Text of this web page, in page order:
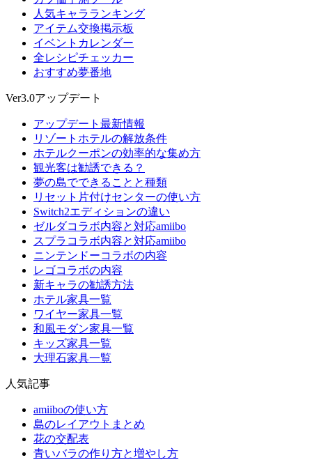
人気キャラランキング
アイテム交換掲示板
イベントカレンダー
全レシピチェッカー
おすすめ夢番地
Ver3.0アップデート
アップデート最新情報
リゾートホテルの解放条件
ホテルクーポンの効率的な集め方
観光客は勧誘できる？
夢の島でできることと種類
リセット片付けセンターの使い方
Switch2エディションの違い
ゼルダコラボ内容と対応amiibo
スプラコラボ内容と対応amiibo
ニンテンドーコラボの内容
レゴコラボの内容
新キャラの勧誘方法
ホテル家具一覧
ワイヤー家具一覧
和風モダン家具一覧
キッズ家具一覧
大理石家具一覧
人気記事
amiiboの使い方
島のレイアウトまとめ
花の交配表
青いバラの作り方と増やし方